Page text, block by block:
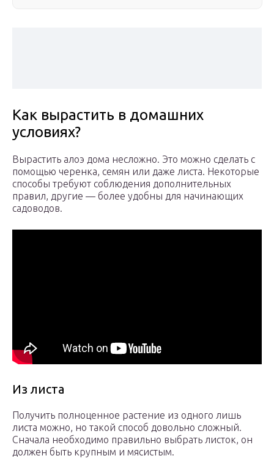
Как вырастить в домашних
условиях?
Вырастить алоэ дома несложно. Это можно сделать с
помощью черенка, семян или даже листа. Некоторые
способы требуют соблюдения дополнительных
правил, другие — более удобны для начинающих
садоводов.
Из листа
Получить полноценное растение из одного лишь
листа можно, но такой способ довольно сложный.
Сначала необходимо правильно выбрать листок, он
должен быть крупным и мясистым.